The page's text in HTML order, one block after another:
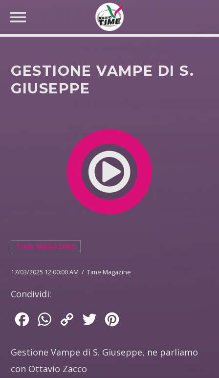
GESTIONE VAMPE DI S.
GIUSEPPE
TIME MAGAZINE
17/03/2025 12:00:00 AM / Time Magazine
Condividi:
FacebookWhatsApp
Copy
Twitter
Gestione Vampe di S. Giuseppe, ne parliamo
con Ottavio Zacco